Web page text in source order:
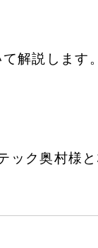
解説します。
ク奥村様